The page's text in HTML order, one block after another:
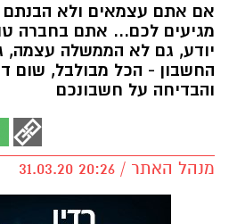
אם אתם עצמאים ולא הבנתם
מגיעים לכם... אתם בחברה
יודע, גם לא הממשלה עצמה,
החשבון - הכל מבולבל, שום
והבדיחה על חשבונכם
מנהל האתר / 20:26 31.03.20